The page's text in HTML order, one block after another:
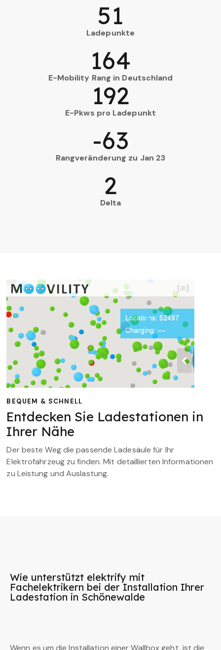
Ladepunkte
51
E-Mobility Rang in Deutschland
164
E-Pkws pro Ladepunkt
192
Rangveränderung zu Jan 23
-63
Delta
2
BEQUEM & SCHNELL
Entdecken Sie Ladestationen in
Ihrer Nähe
Der beste Weg die passende Ladesäule für Ihr
Elektrofahrzeug zu finden. Mit detaillierten Informationen
zu Leistung und Auslastung.
Wie unterstützt elektrify mit
Fachelektrikern bei der Installation Ihrer
Ladestation in Schönewalde
Wenn es um die Installation einer Wallbox geht, ist die